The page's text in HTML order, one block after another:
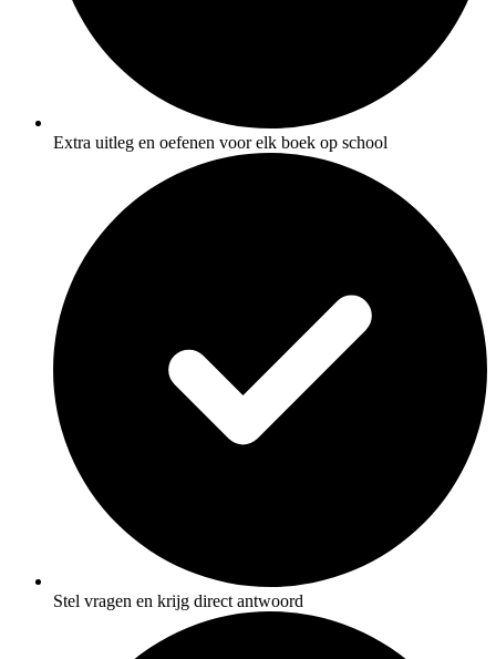
Extra uitleg en oefenen voor elk boek op school
Stel vragen en krijg direct antwoord